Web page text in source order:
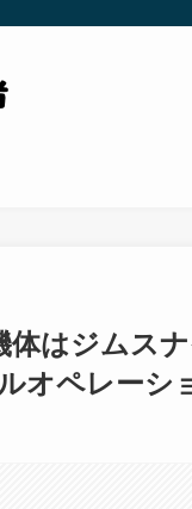
体はジムス
オペレーシ